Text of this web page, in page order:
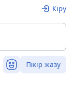
Кіру
Пікір жазу